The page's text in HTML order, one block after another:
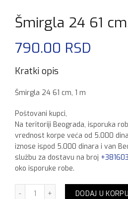
Šmirgla 24 61
790.00 RSD
Kratki opis
Šmirgla 24 61 cm, 1 m
Poštovani kupci,
Na teritoriji Beograda, isporuka
vrednost korpe veća od 5.000
iznose ispod 5.000 dinara i van
službu za dostavu na broj
oko isporuke robe.
Šmirgla 24 61 cm, 1 m količina
DODAJ U KORPU